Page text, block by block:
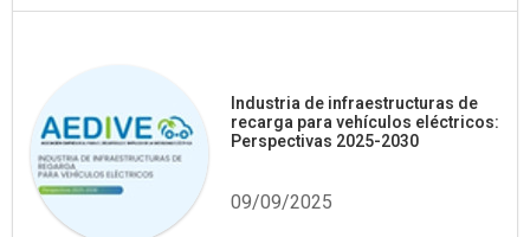
Industria de infraestructuras de
recarga para vehículos eléctricos:
Perspectivas 2025-2030
09/09/2025